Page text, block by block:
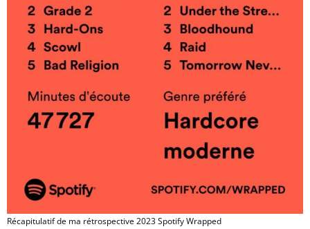
Récapitulatif de ma rétrospective 2023 Spotify Wrapped